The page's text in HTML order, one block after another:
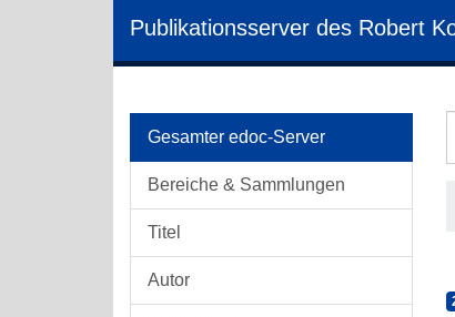
Publikationsserver des Robert
Gesamter edoc-Server
Bereiche & Sammlungen
Titel
Autor